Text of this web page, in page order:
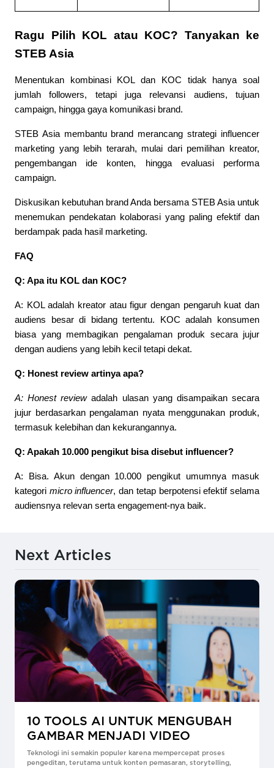
Ragu Pilih KOL atau KOC? Tanyakan ke
STEB Asia
Menentukan kombinasi KOL dan KOC tidak hanya soal
jumlah followers, tetapi juga relevansi audiens, tujuan
campaign, hingga gaya komunikasi brand.
STEB Asia membantu brand merancang strategi influencer
marketing yang lebih terarah, mulai dari pemilihan kreator,
pengembangan ide konten, hingga evaluasi performa
campaign.
Diskusikan kebutuhan brand Anda bersama STEB Asia untuk
menemukan pendekatan kolaborasi yang paling efektif dan
berdampak pada hasil marketing.
FAQ
Q: Apa itu KOL dan KOC?
A: KOL adalah kreator atau figur dengan pengaruh kuat dan
audiens besar di bidang tertentu. KOC adalah konsumen
biasa yang membagikan pengalaman produk secara jujur
dengan audiens yang lebih kecil tetapi dekat.
Q: Honest review artinya apa?
A: Honest reviewadalah ulasan yang disampaikan secara
jujur berdasarkan pengalaman nyata menggunakan produk,
termasuk kelebihan dan kekurangannya.
Q: Apakah 10.000 pengikut bisa disebut influencer?
A: Bisa. Akun dengan 10.000 pengikut umumnya masuk
kategori micro influencer, dan tetap berpotensi efektif selama
audiensnya relevan serta engagement-nya baik.
Next Articles
10 TOOLS AI UNTUK MENGUBAH
GAMBAR MENJADI VIDEO
Teknologi ini semakin populer karena mempercepat proses
pengeditan, terutama untuk konten pemasaran, storytelling,